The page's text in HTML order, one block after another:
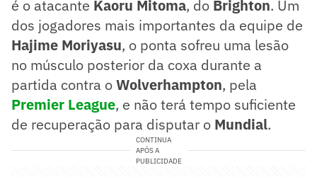
é o atacante Kaoru Mitoma, do Brighton. Um
dos jogadores mais importantes da equipe de
Hajime Moriyasu, o ponta sofreu uma lesão
no músculo posterior da coxa durante a
partida contra oWolverhampton, pela
Premier League, e não terá tempo suficiente
de recuperação para disputar o Mundial.
CONTINUA
APÓS A
PUBLICIDADE